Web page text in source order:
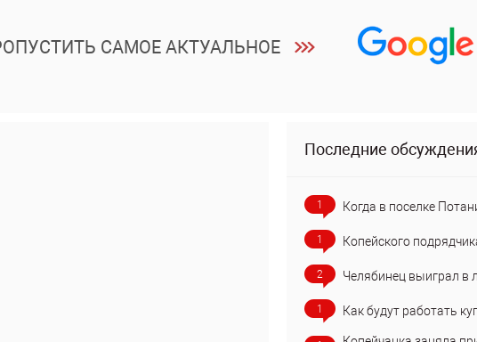
САМОЕ АКТУАЛЬНОЕ
Последние
1 Когда в поселке
1 Копейского
2 Челябинец выиграл в
1 Как будут работать